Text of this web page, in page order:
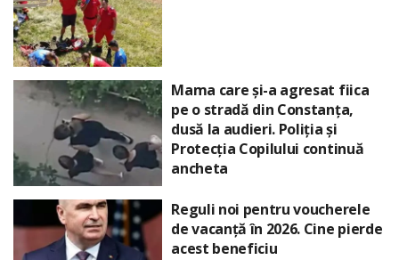
Mama care și-a agresat fiica
pe o stradă din Constanța,
dusă la audieri. Poliția și
Protecția Copilului continuă
ancheta
Reguli noi pentru voucherele
de vacanță în 2026. Cine pierde
acest beneficiu